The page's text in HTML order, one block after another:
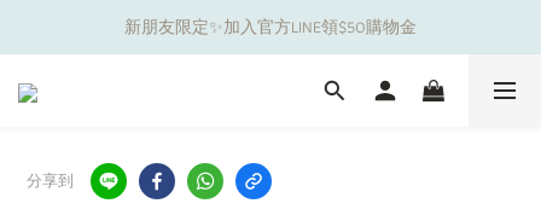
夏日舒適無痕｜3件$1199自由配專區
新朋友限定✨加入官方LINE領$50購物金
分享到